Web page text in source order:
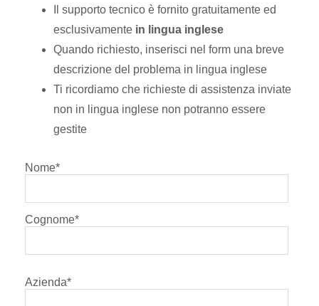
Il supporto tecnico è fornito gratuitamente ed
esclusivamente in lingua inglese
Quando richiesto, inserisci nel form una breve
descrizione del problema in lingua inglese
Ti ricordiamo che richieste di assistenza inviate
non in lingua inglese non potranno essere
gestite
Nome*
Cognome*
Azienda*